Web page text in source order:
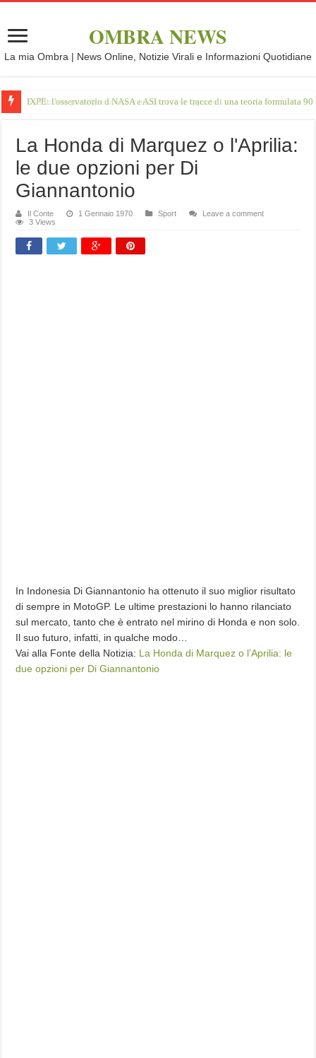
OMBRA NEWS
La mia Ombra | News Online, Notizie Virali e Informazioni Quotidiane
IXPE: l'osservatorio d NASA e ASI trova le tracce di una teoria formulata 90
La Honda di Marquez o l'Aprilia:
le due opzioni per Di
Giannantonio
Il Conte 1 Gennaio 1970 Sport
Leave a comment
3 Views
In Indonesia Di Giannantonio ha ottenuto il suo miglior risultato
di sempre in MotoGP. Le ultime prestazioni lo hanno rilanciato
sul mercato, tanto che è entrato nel mirino di Honda e non solo.
Il suo futuro, infatti, in qualche modo…
Vai alla Fonte della Notizia: La Honda di Marquez o l’Aprilia: le
due opzioni per Di Giannantonio